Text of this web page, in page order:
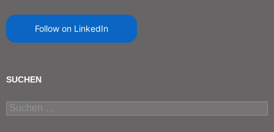
Follow on LinkedIn
SUCHEN
Suchen
nach: